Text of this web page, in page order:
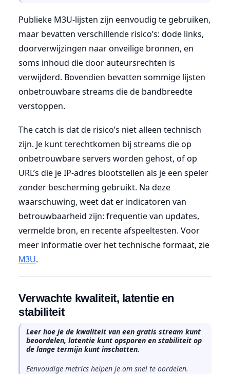
Publieke M3U-lijsten zijn eenvoudig te gebruiken,
maar bevatten verschillende risico’s: dode links,
doorverwijzingen naar onveilige bronnen, en
soms inhoud die door auteursrechten is
verwijderd. Bovendien bevatten sommige lijsten
onbetrouwbare streams die de bandbreedte
verstoppen.
The catch is dat de risico’s niet alleen technisch
zijn. Je kunt terechtkomen bij streams die op
onbetrouwbare servers worden gehost, of op
URL’s die je IP-adres blootstellen als je een speler
zonder bescherming gebruikt. Na deze
waarschuwing, weet dat er indicatoren van
betrouwbaarheid zijn: frequentie van updates,
vermelde bron, en recente afspeeltesten. Voor
meer informatie over het technische formaat, zie
M3U.
Verwachte kwaliteit, latentie en
stabiliteit
Leer hoe je de kwaliteit van een gratis stream kunt
beoordelen, latentie kunt opsporen en stabiliteit op
de lange termijn kunt inschatten.
Eenvoudige metrics helpen je om snel te oordelen.